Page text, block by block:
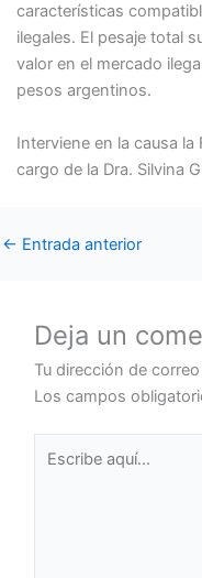
características
ilegales. El pesaje total
valor en el mercado
pesos argentinos.
Interviene en la causa la
cargo de la Dra. Silvina
← Entrada anterior
Deja un
Tu dirección de
Los campos